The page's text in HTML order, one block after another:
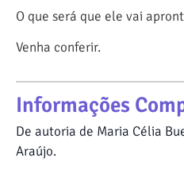
O que será que ele vai
Venha conferir.
Informações
De autoria de Maria Célia
Araújo.